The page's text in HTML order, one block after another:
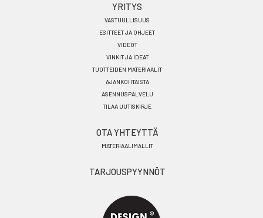
YRITYS
VASTUULLISUUS
ESITTEET JA OHJEET
VIDEOT
VINKIT JA IDEAT
TUOTTEIDEN MATERIAALIT
AJANKOHTAISTA
ASENNUSPALVELU
TILAA UUTISKIRJE
OTA YHTEYTTÄ
MATERIAALIMALLIT
TARJOUSPYYNNÖT